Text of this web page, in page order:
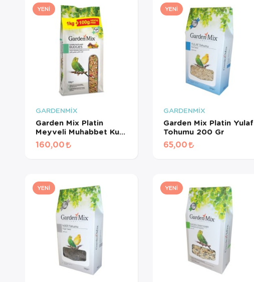
YENI
GARDENMİX
Garden Mix Platin
Meyveli Muhabbet Kuş
Yemi 1.1 Kg
160,00
YENI
GARDENMİX
Garden Mix Platin Yulaf
Tohumu 200 Gr
65,00
YENI YENI